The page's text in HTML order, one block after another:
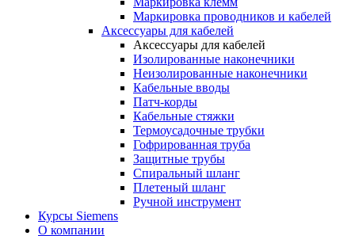
Маркировка проводников и кабелей
Аксессуары для кабелей
Аксессуары для кабелей
Изолированные наконечники
Неизолированные наконечники
Кабельные вводы
Патч-корды
Кабельные стяжки
Термоусадочные трубки
Гофрированная труба
Защитные трубы
Спиральный шланг
Плетеный шланг
Ручной инструмент
Курсы Siemens
О компании